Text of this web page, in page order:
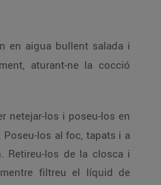
en aigua bullent salada i
aturant-ne la cocció
netejar-los i poseu-los en
los al foc, tapats i a
Retireu-los de la closca i
filtreu el líquid de